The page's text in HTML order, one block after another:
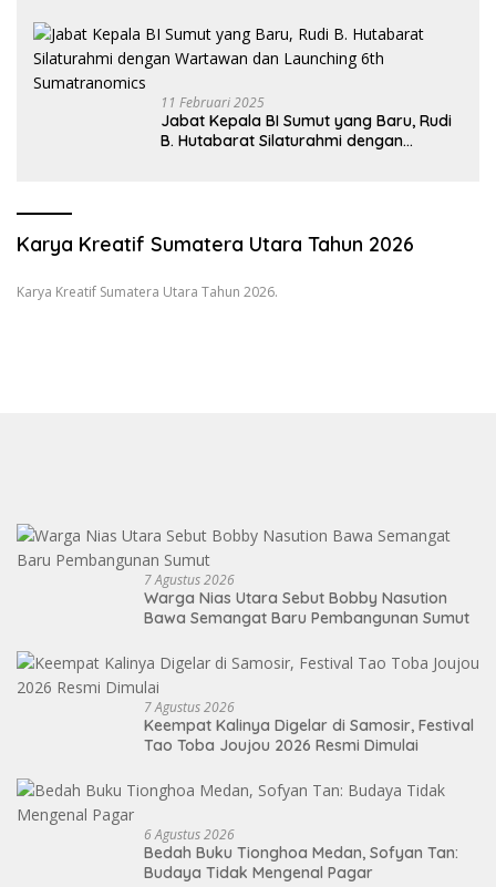
11 Februari 2025
Jabat Kepala BI Sumut yang Baru, Rudi
B. Hutabarat Silaturahmi dengan
Karya Kreatif Sumatera Utara Tahun 2026
Karya Kreatif Sumatera Utara Tahun 2026.
7 Agustus 2026
Warga Nias Utara Sebut Bobby Nasution
Bawa Semangat Baru Pembangunan Sumut
7 Agustus 2026
Keempat Kalinya Digelar di Samosir, Festival
Tao Toba Joujou 2026 Resmi Dimulai
6 Agustus 2026
Bedah Buku Tionghoa Medan, Sofyan Tan:
Budaya Tidak Mengenal Pagar